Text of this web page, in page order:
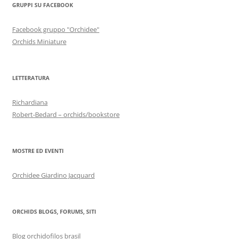
GRUPPI SU FACEBOOK
Facebook gruppo "Orchidee"
Orchids Miniature
LETTERATURA
Richardiana
Robert-Bedard – orchids/bookstore
MOSTRE ED EVENTI
Orchidee Giardino Jacquard
ORCHIDS BLOGS, FORUMS, SITI
Blog orchidofilos brasil